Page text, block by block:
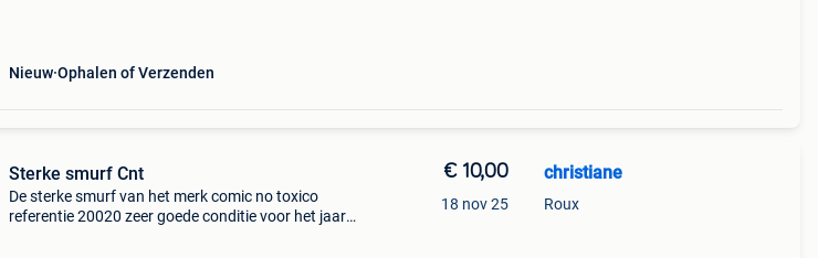
Nieuw Ophalen of Verzenden
Sterke smurf Cnt
De sterke smurf van het merk comic no toxico
referentie 20020 zeer goede conditie voor het jaar
€ 10,00
18 nov 25
christiane
Roux